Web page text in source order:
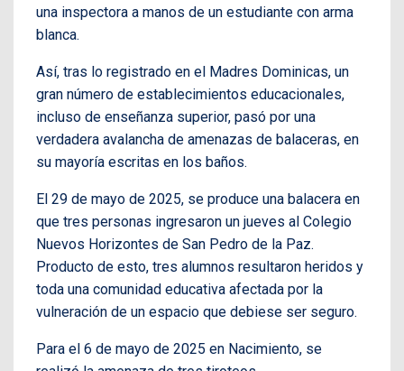
una inspectora a manos de un estudiante con arma
blanca.
Así, tras lo registrado en el Madres Dominicas, un
gran número de establecimientos educacionales,
incluso de enseñanza superior, pasó por una
verdadera avalancha de amenazas de balaceras, en
su mayoría escritas en los baños.
El 29 de mayo de 2025, se produce una balacera en
que tres personas ingresaron un jueves al Colegio
Nuevos Horizontes de San Pedro de la Paz.
Producto de esto, tres alumnos resultaron heridos y
toda una comunidad educativa afectada por la
vulneración de un espacio que debiese ser seguro.
Para el 6 de mayo de 2025 en Nacimiento, se